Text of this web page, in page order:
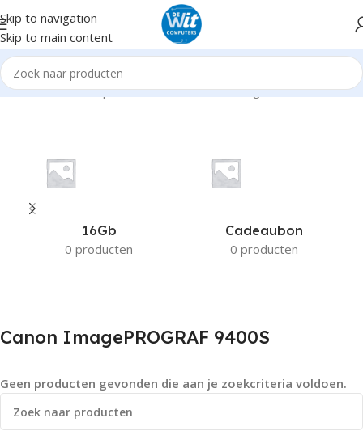
Skip to navigation
Skip to main content
Product Compatible Printers Canon ImagePROGRAF 9400S
16Gb
0 producten
Cadeaubon
0 producten
Canon ImagePROGRAF 9400S
Geen producten gevonden die aan je zoekcriteria voldoen.